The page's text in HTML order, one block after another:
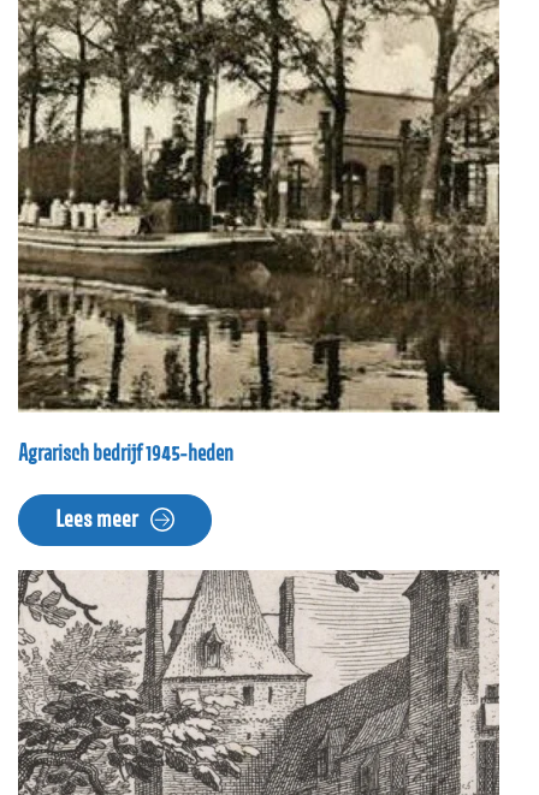
Agrarisch bedrijf 1945-heden
Lees meer